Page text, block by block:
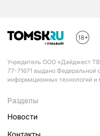
Учредитель ООО «Дайджест
77-71671 выдано Федеральной
информационных технологий и
Разделы
Новости